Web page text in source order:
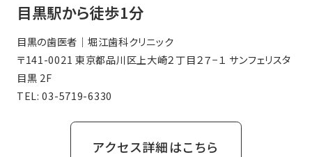
目黒駅から徒歩1分
目黒の歯医者｜堀江歯科クリニック
〒141-0021 東京都品川区上大崎２丁目２７−１ サンフェリスタ
目黒 2F
TEL:03-5719-6330
アクセス詳細はこちら